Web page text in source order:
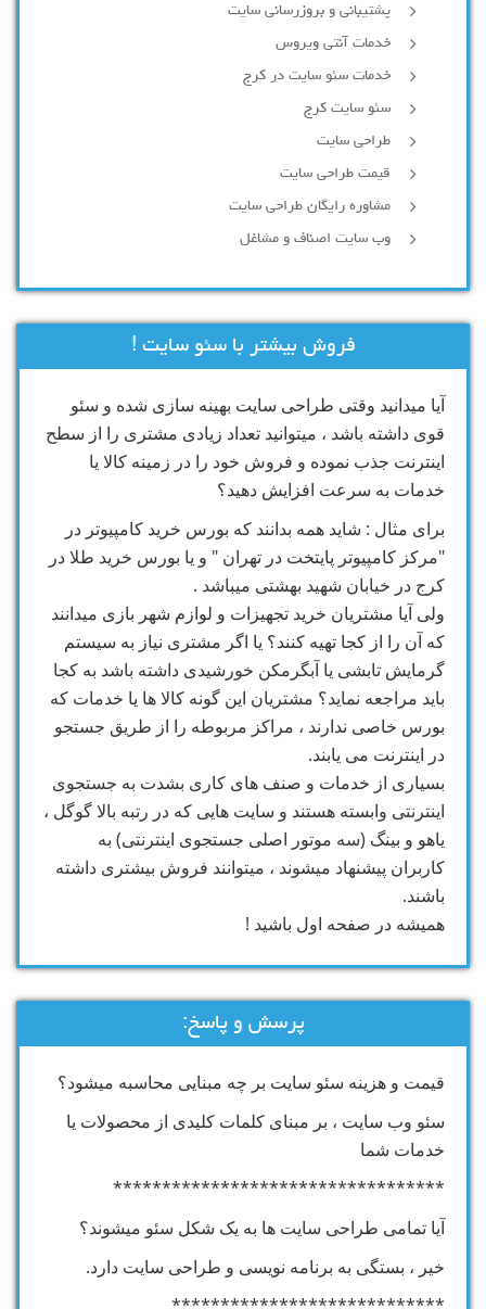
پشتیبانی و بروزرسانی سایت
خدمات آنتی ویروس
خدمات سئو سایت در کرج
سئو سایت کرج
طراحی سایت
قیمت طراحی سایت
مشاوره رایگان طراحی سایت
وب سایت اصناف و مشاغل
فروش بیشتر با سئو سایت !
آیا میدانید وقتی طراحی سایت بهینه سازی شده و سئو
قوی داشته باشد ، میتوانید تعداد زیادی مشتری را از سطح
اینترنت جذب نموده و فروش خود را در زمینه کالا یا
خدمات به سرعت افزایش دهید؟
برای مثال : شاید همه بدانند که بورس خرید کامپیوتر در
"مرکز کامپیوتر پایتخت در تهران " و یا بورس خرید طلا در
کرج در خیابان شهید بهشتی میباشد .
ولی آیا مشتریان خرید تجهیزات و لوازم شهر بازی میدانند
که آن را از کجا تهیه کنند؟ یا اگر مشتری نیاز به سیستم
گرمایش تابشی یا آبگرمکن خورشیدی داشته باشد به کجا
باید مراجعه نماید؟ مشتریان این گونه کالا ها یا خدمات که
بورس خاصی ندارند ، مراکز مربوطه را از طریق جستجو
در اینترنت می یابند.
بسیاری از خدمات و صنف های کاری بشدت به جستجوی
اینترنتی وابسته هستند و سایت هایی که در رتبه بالا گوگل ،
یاهو و بینگ (سه موتور اصلی جستجوی اینترنتی) به
کاربران پیشنهاد میشوند ، میتوانند فروش بیشتری داشته
باشند.
همیشه در صفحه اول باشید !
پرسش و پاسخ:
قیمت و هزینه سئو سایت بر چه مبنایی محاسبه میشود؟
سئو وب سایت ، بر مبنای کلمات کلیدی از محصولات یا
خدمات شما
**********************************
آیا تمامی طراحی سایت ها به یک شکل سئو میشوند؟
خیر ، بستگی به برنامه نویسی و طراحی سایت دارد.